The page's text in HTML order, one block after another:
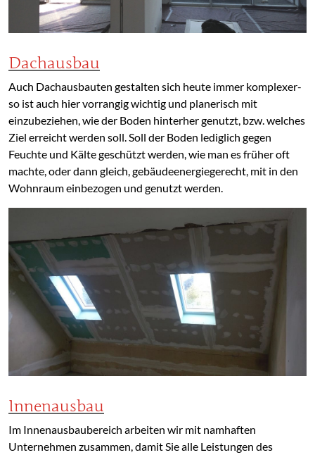
Dachausbau
Auch Dachausbauten gestalten sich heute immer komplexer-
so ist auch hier vorrangig wichtig und planerisch mit
einzubeziehen, wie der Boden hinterher genutzt, bzw. welches
Ziel erreicht werden soll. Soll der Boden lediglich gegen
Feuchte und Kälte geschützt werden, wie man es früher oft
machte, oder dann gleich, gebäudeenergiegerecht, mit in den
Wohnraum einbezogen und genutzt werden.
Innenausbau
Im Innenausbaubereich arbeiten wir mit namhaften
Unternehmen zusammen, damit Sie alle Leistungen des